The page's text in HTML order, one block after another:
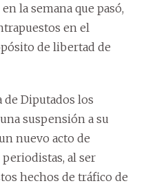
la semana que pasó,
en el
de libertad de
de Diputados los
suspensión a su
nuevo acto de
al ser
hechos de tráfico de